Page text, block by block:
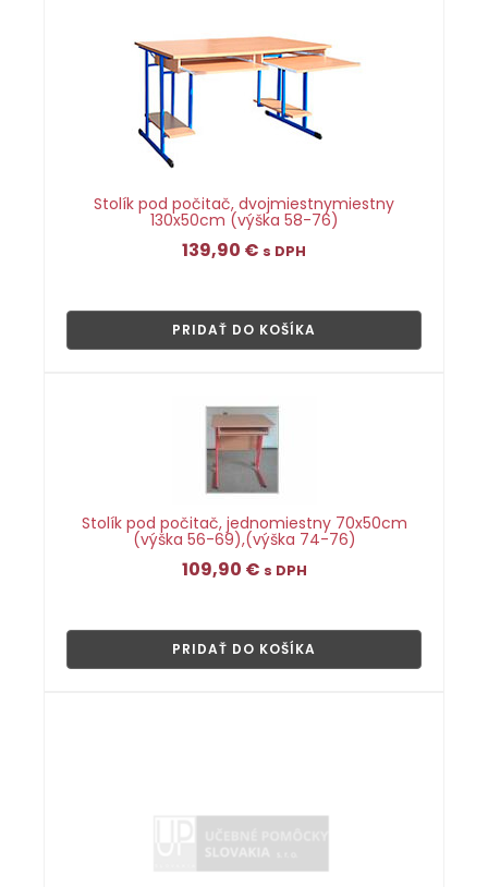
Stolík pod počitač, dvojmiestnymiestny
130x50cm (výška 58-76)
139,90 € s DPH
PRIDAŤ DO KOŠÍKA
Stolík pod počitač, jednomiestny 70x50cm
(výška 56-69),(výška 74-76)
109,90 € s DPH
PRIDAŤ DO KOŠÍKA